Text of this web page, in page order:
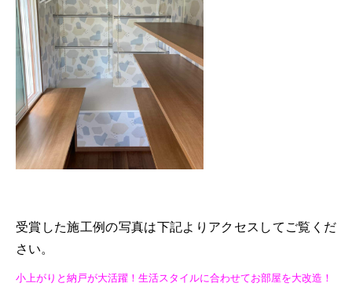
受賞した施工例の写真は下記よりアクセスしてご覧くだ
さい。
小上がりと納戸が大活躍！生活スタイルに合わせてお部屋を大改造！